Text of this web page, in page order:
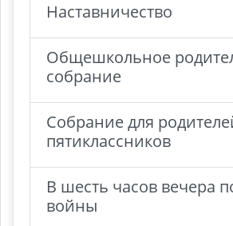
Наставничество
Общешкольное
собрание
Собрание для
пятиклассников
В шесть часов вечера
войны